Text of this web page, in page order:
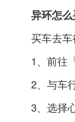
异环怎
买车去车
1、前往
2、与车
3、选择